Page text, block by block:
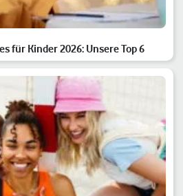
für Kinder 2026: Unsere Top 6